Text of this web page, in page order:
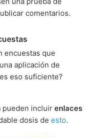
comentarios.
encuestas que
aplicación de
eso suficiente?
pueden incluir enlaces
dosis de esto.